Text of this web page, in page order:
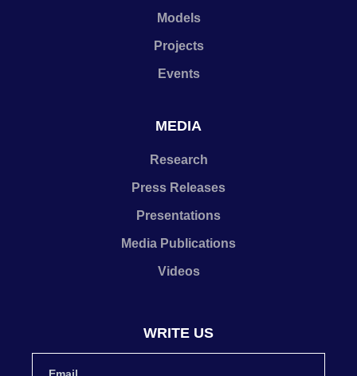
Models
Projects
Events
MEDIA
Research
Press Releases
Presentations
Media Publications
Videos
WRITE US